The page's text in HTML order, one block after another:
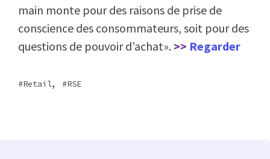
main monte pour des raisons de prise de
conscience des consommateurs, soit pour des
questions de pouvoir d’achat». >> Regarder
Retail, RSE